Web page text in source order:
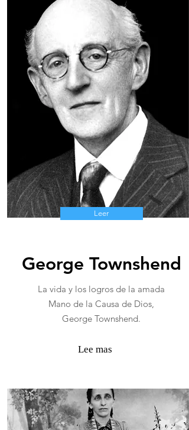
Leer
George Townshend
La vida y los logros de la amada
Mano de la Causa de Dios,
George Townshend.
Lee mas